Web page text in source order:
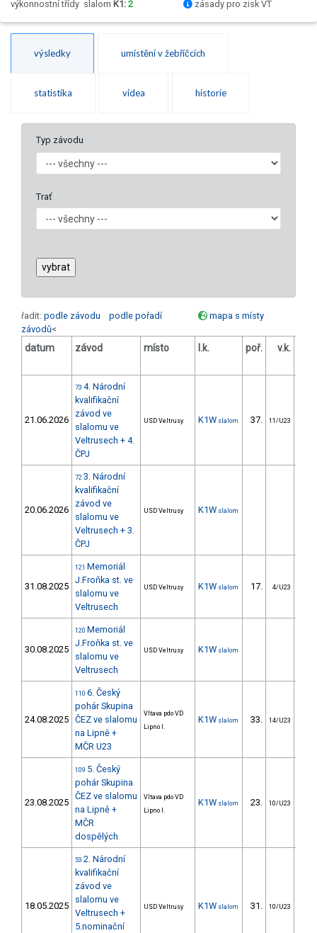
výkonnostní třídy slalom K1: 2 zásady pro zisk VT
výsledky umístění v žebříčcích
statistika videa historie
Typ závodu
Trať
řadit: podle závodu podle pořadí
mapa s místy
závodů<
datum závod místo l.k. poř. v.k.
21.06.2026
73 4. Národní
kvalifikační
závod ve
slalomu ve
Veltrusech + 4.
ČPJ
USD Veltrusy K1W slalom 37. 11/U23
20.06.2026
72 3. Národní
kvalifikační
závod ve
slalomu ve
Veltrusech + 3.
ČPJ
USD Veltrusy K1W slalom
31.08.2025
121 Memoriál
J.Froňka st. ve
slalomu ve
Veltrusech
USD Veltrusy K1W slalom 17. 4/U23
30.08.2025
120 Memoriál
J.Froňka st. ve
slalomu ve
Veltrusech
USD Veltrusy K1W slalom
24.08.2025
110 6. Český
pohár Skupina
ČEZ ve slalomu
na Lipně +
MČR U23
Vltava pdo VD
Lipno I.
K1W slalom 33. 14/U23
23.08.2025
109 5. Český
pohár Skupina
ČEZ ve slalomu
na Lipně +
MČR
dospělých
Vltava pdo VD
Lipno I.
K1W slalom 23. 10/U23
18.05.2025
53 2. Národní
kvalifikační
závod ve
slalomu ve
Veltrusech +
5.nominační
USD Veltrusy K1W slalom 31. 10/U23